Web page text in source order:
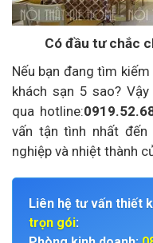
Có đầu tư chắc
Nếu bạn đang tìm
khách sạn 5 sao?
qua hotline:
vấn tận tình nhất
nghiệp và nhiệt thành
Liên hệ tư vấn thiết
trọn gói: